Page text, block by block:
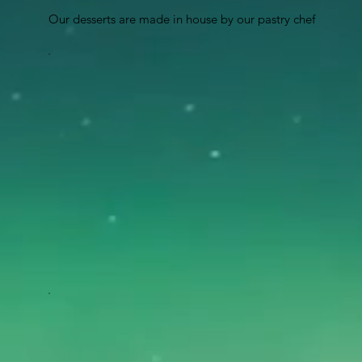
Our desserts are made in house by our pastry chef